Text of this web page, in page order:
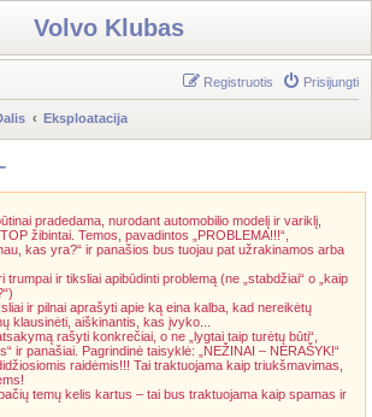
Volvo Klubas
Prisijungti
Registruotis
Eksploatacija
pradedama, nurodant automobilio modelį ir variklį,
žibintai. Temos, pavadintos „PROBLEMA!!!“,
kas yra?“ ir panašios bus tuojau pat užrakinamos arba
trumpai ir tiksliai apibūdinti problemą (ne „stabdžiai“ o „kaip
ir pilnai aprašyti apie ką eina kalba, kad nereikėtų
klausinėti, aiškinantis, kas įvyko...
rašyti konkrečiai, o ne „lygtai taip turėtų būti“,
ir panašiai. Pagrindinė taisyklė: „NEŽINAI – NERAŠYK!“
raidėmis!!! Tai traktuojama kaip triukšmavimas,
temų kelis kartus – tai bus traktuojama kaip spamas ir